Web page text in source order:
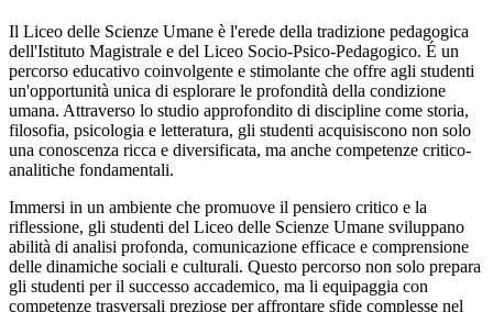
Il Liceo delle Scienze Umane è l'erede della tradizione pedagogica
dell'Istituto Magistrale e del Liceo Socio-Psico-Pedagogico. É un
percorso educativo coinvolgente e stimolante che offre agli studenti
un'opportunità unica di esplorare le profondità della condizione
umana. Attraverso lo studio approfondito di discipline come storia,
filosofia, psicologia e letteratura, gli studenti acquisiscono non solo
una conoscenza ricca e diversificata, ma anche competenze critico-
analitiche fondamentali.
Immersi in un ambiente che promuove il pensiero critico e la
riflessione, gli studenti del Liceo delle Scienze Umane sviluppano
abilità di analisi profonda, comunicazione efficace e comprensione
delle dinamiche sociali e culturali. Questo percorso non solo prepara
gli studenti per il successo accademico, ma li equipaggia con
competenze trasversali preziose per affrontare sfide complesse nel